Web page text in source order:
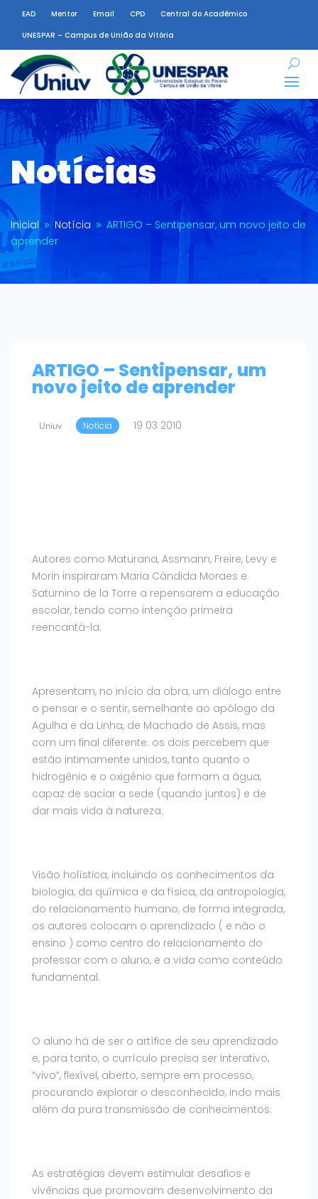
EAD Mentor Email CPD
Central do Acadêmico
UNESPAR – Campus de União da Vitória
Notícias
Inicial 9 Notícia 9 ARTIGO – Sentipensar, um novo jeito de
aprender
ARTIGO – Sentipensar, um
novo jeito de aprender
Uniuv Notícia 19 03 2010
Autores como Maturana, Assmann, Freire, Levy e
Morin inspiraram Maria Cândida Moraes e
Saturnino de la Torre a repensarem a educação
escolar, tendo como intenção primeira
reencantá-la.
Apresentam, no início da obra, um diálogo entre
o pensar e o sentir, semelhante ao apólogo da
Agulha e da Linha, de Machado de Assis, mas
com um final diferente: os dois percebem que
estão intimamente unidos, tanto quanto o
hidrogênio e o oxigênio que formam a água,
capaz de saciar a sede (quando juntos) e de
dar mais vida à natureza.
Visão holística, incluindo os conhecimentos da
biologia, da química e da física, da antropologia,
do relacionamento humano, de forma integrada,
os autores colocam o aprendizado ( e não o
ensino ) como centro do relacionamento do
professor com o aluno, e a vida como conteúdo
fundamental.
O aluno há de ser o artífice de seu aprendizado
e, para tanto, o currículo precisa ser interativo,
“vivo”, flexível, aberto, sempre em processo,
procurando explorar o desconhecido, indo mais
além da pura transmissão de conhecimentos.
As estratégias devem estimular desafios e
vivências que promovam desenvolvimento da